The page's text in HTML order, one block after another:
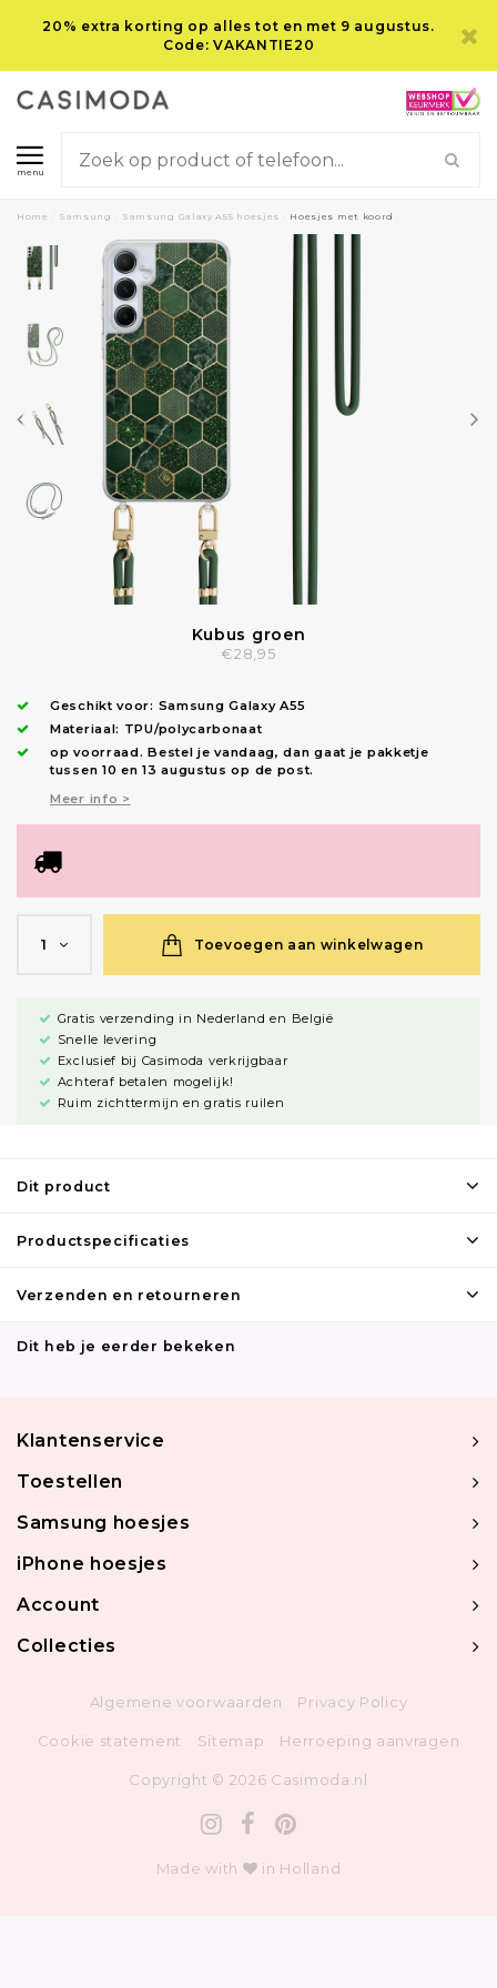
20% extra korting op alles tot en met 9 augustus.
Code: VAKANTIE20
menu
Home Samsung Samsung Galaxy A55 hoesjes Hoesjes met koord
Kubus groen
€28,95
Geschikt voor: Samsung Galaxy A55
Materiaal: TPU/polycarbonaat
op voorraad.Bestel je vandaag, dan gaat je pakketje
tussen 10 en 13 augustus op de post.
Meer info >
1 Toevoegen aan winkelwagen
Gratis verzending in Nederland en België
Snelle levering
Exclusief bij Casimoda verkrijgbaar
Achteraf betalen mogelijk!
Ruim zichttermijn en gratis ruilen
Dit product
Productspecificaties
Verzenden en retourneren
Dit heb je eerder bekeken
Klantenservice
Toestellen
Samsung hoesjes
iPhone hoesjes
Account
Collecties
Algemene voorwaarden Privacy Policy
Cookie statement Sitemap Herroeping aanvragen
Copyright © 2026 Casimoda.nl
Made with in Holland